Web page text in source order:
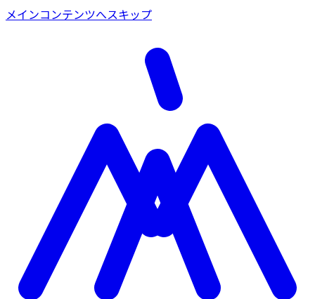
メインコンテンツへスキップ